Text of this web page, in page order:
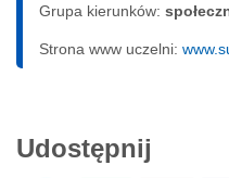
Grupa kierunków:
Strona www uczelni:
Udostępnij